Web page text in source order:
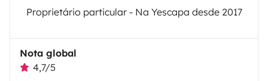
Proprietário particular - Na Yescapa desde 2017
Nota global
4,7/5